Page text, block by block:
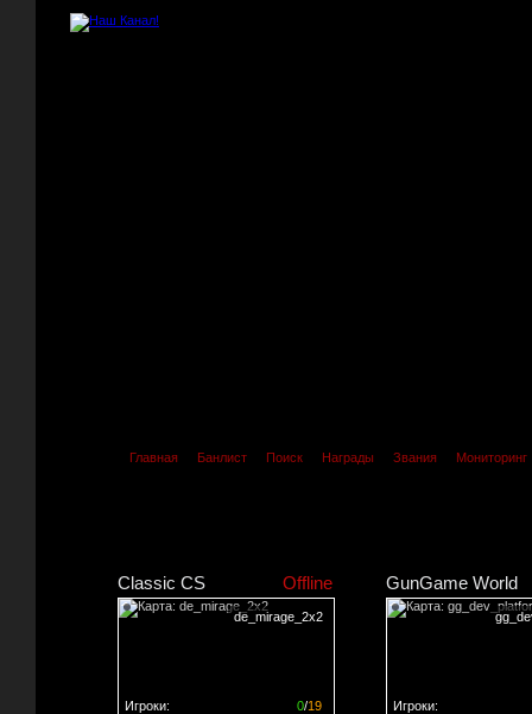
Главная Банлист Поиск Награды Звания Мониторинг
Classic CS Offline
de_mirage_2x2
0/19
Игроки:
GunGame World
Игроки: